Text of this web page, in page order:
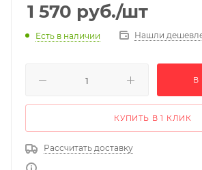
1 570 руб./шт
Есть в наличии Нашли
В
КУПИТЬ В 1 КЛИК
Рассчитать доставку